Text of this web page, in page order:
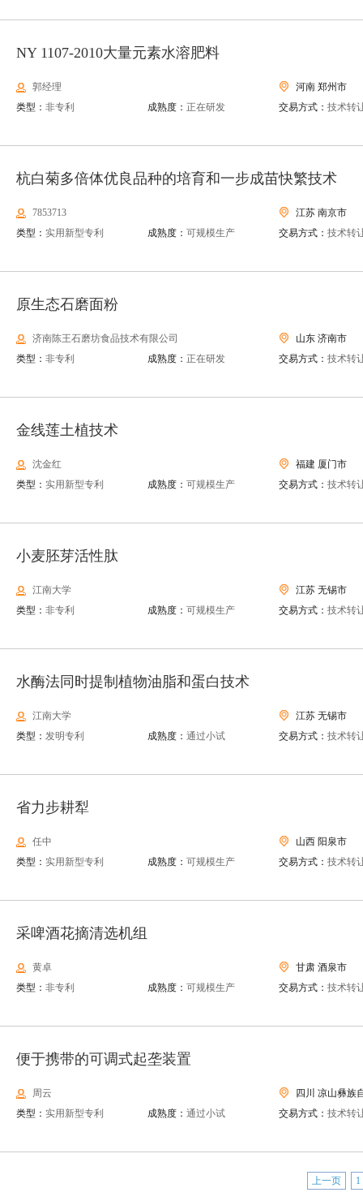
NY 1107-2010大量元素水溶肥料
郭经理
河南 郑州市
类型： 非专利 成熟度： 正在研发 交易方式： 技术转
杭白菊多倍体优良品种的培育和一步成苗快繁技术
7853713
江苏 南京市
类型： 实用新型专利 成熟度： 可规模生产 交易方式： 技术转
原生态石磨面粉
济南陈王石磨坊食品技术有限公司
山东 济南市
类型： 非专利 成熟度： 正在研发 交易方式： 技术转
金线莲土植技术
沈金红
福建 厦门市
类型： 实用新型专利 成熟度： 可规模生产 交易方式： 技术转
小麦胚芽活性肽
江南大学
江苏 无锡市
类型： 非专利 成熟度： 可规模生产 交易方式： 技术转
水酶法同时提制植物油脂和蛋白技术
江南大学
江苏 无锡市
类型： 发明专利 成熟度： 通过小试 交易方式： 技术转
省力步耕犁
任中
山西 阳泉市
类型： 实用新型专利 成熟度： 可规模生产 交易方式： 技术转
采啤酒花摘清选机组
黄卓
甘肃 酒泉市
类型： 非专利 成熟度： 可规模生产 交易方式： 技术转
便于携带的可调式起垄装置
周云
四川 凉山彝族
类型： 实用新型专利 成熟度： 通过小试 交易方式： 技术转
上一页 1